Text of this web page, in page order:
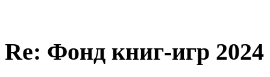
Re: Фонд книг-игр 2024